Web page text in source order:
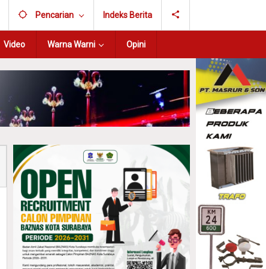
Pencarian Indeks Berita
Video Warna Warni Opini